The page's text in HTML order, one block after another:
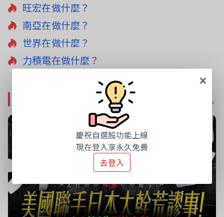
旺宏在做什麼？
南亞在做什麼？
世界在做什麼？
力積電在做什麼？
更多影音 >
慶祝自選股功能上線
現在登入享永久免費
去登入